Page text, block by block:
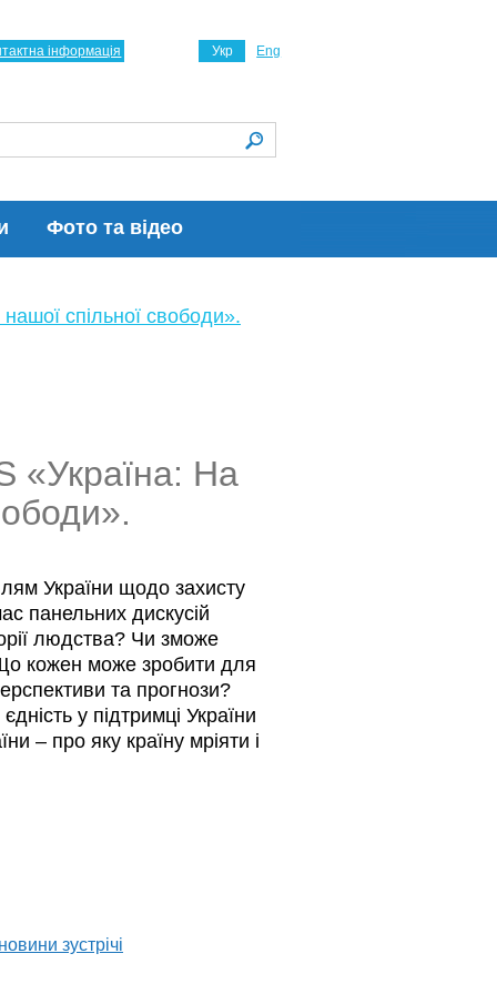
Фото та відео
Укр Eng
інформація
спільної свободи».
«Україна: На
України щодо захисту
панельних дискусій
людства? Чи зможе
кожен може зробити для
та прогнози?
у підтримці України
– про яку країну мріяти і
зустрічі